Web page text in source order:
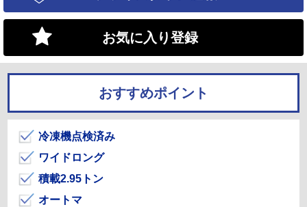
お気に入り登録
おすすめポイント
冷凍機点検済み
ワイドロング
積載2.95トン
オートマ